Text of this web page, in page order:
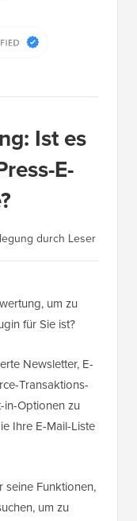
Ist es
E-
durch Leser
um zu
für Sie ist?
Newsletter, E-
Transaktions-
in-Optionen zu
Ihre E-Mail-Liste
seine Funktionen,
um zu